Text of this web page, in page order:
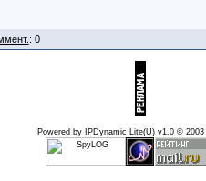
: 0
Powered by IPDynamic Lite(U) v1.0 © 2003